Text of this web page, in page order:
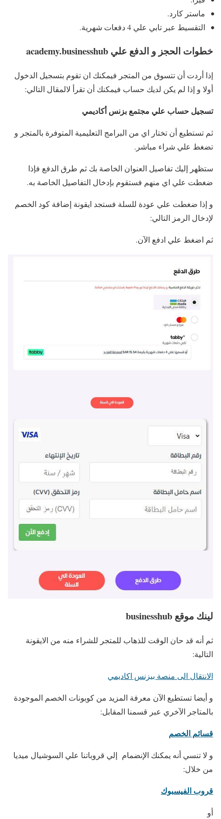
ماستر كارد.
التقسيط عبر تابي علي 4 دفعات شهرية.
خطوات الحجز و الدفع علي academy.businesshub
إذا أردت أن تتسوق من المتجر فيمكنك ان تقوم بتسجيل الدخول
أولا و إذا لم يكن لديك حساب فيمكنك أن تقرأ لالمقال التالي:
تسجيل حساب علي مجتمع بزنس أكاديمي
ثم تستطيع أن تختار اي من البرامج التعليمية المتوفرة بالمتجر و
تضغط علي شراء مباشر.
ستظهر إليك تفاصيل العنوان الخاصة بك ثم طرق الدفع فإذا
ضغطت علي اي منهم فستقوم بإدخال التفاصيل الخاصة به.
و إذا ضغطت علي عودة للسلة فستجد ايقونة إضافة كود الخصم
لإدخال الرمز التالي:
ثم اضغط علي ادفع الآن.
لينك موقع businesshub
ثم أنه قد حان الوقت للذهاب للمتجر للشراء منه من الايقونة
التالية:
الانتقال الى منصة بيزنس اكاديمي
و أيضا تستطيع الآن معرفة المزيد من كوبونات الخصم الموجودة
بالمتاجر الآخري عبر قسمنا المقابل:
قسائم الخصم
و لا تنسي أنه يمكنك الإنضمام إلي قروباتنا علي السوشيال ميديا
من خلال:
قروب الفيسبوك
أو